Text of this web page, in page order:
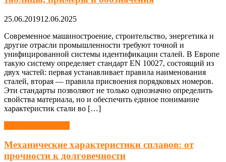
25.06.201912.06.2025
Современное машиностроение, строительство, энергетика и
другие отрасли промышленности требуют точной и
унифицированной системы идентификации сталей. В Европе
такую систему определяет стандарт EN 10027, состоящий из
двух частей: первая устанавливает правила наименования
сталей, вторая — правила присвоения порядковых номеров.
Эти стандарты позволяют не только однозначно определить
свойства материала, но и обеспечить единое понимание
характеристик стали во […]
Механические характеристики сплавов: от
прочности к долговечности